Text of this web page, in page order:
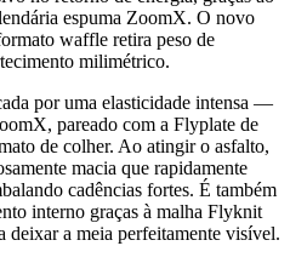
espuma ZoomX. O novo
waffle retira peso de
milimétrico.
por uma elasticidade intensa —
pareado com a Flyplate de
de colher. Ao atingir o asfalto,
macia que rapidamente
cadências fortes. É também
interno graças à malha Flyknit
deixar a meia perfeitamente visível.